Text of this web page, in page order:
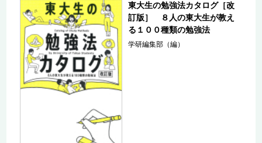
東大生の勉強法カタログ［改
訂版］ ８人の東大生が教え
る１００種類の勉強法
学研編集部（編）